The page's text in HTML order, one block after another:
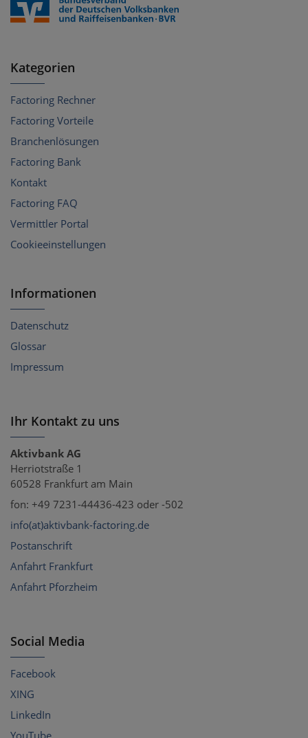
Kategorien
Factoring Rechner
Factoring Vorteile
Branchenlösungen
Factoring Bank
Kontakt
Factoring FAQ
Vermittler Portal
Cookieeinstellungen
Informationen
Datenschutz
Glossar
Impressum
Ihr Kontakt zu uns
Aktivbank AG
Herriotstraße 1
60528 Frankfurt am Main
fon: +49 7231-44436-423 oder -502
info(at)aktivbank-factoring.de
Postanschrift
Anfahrt Frankfurt
Anfahrt Pforzheim
Social Media
Facebook
XING
LinkedIn
YouTube